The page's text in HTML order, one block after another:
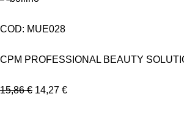
COD: MUE028
CPM PROFESSIONAL BEAUTY
15,86€ 14,27 €